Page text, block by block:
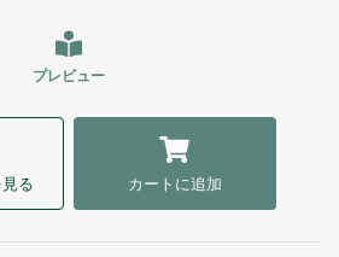
プレビュー
る カートに追加